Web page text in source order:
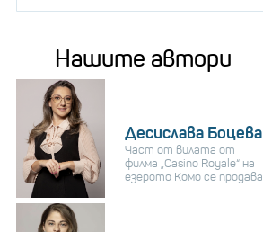
Нашите автори
Десислава Боцева
Част от вилата от
филма „Casino Royale“ на
езерото Комо се продава